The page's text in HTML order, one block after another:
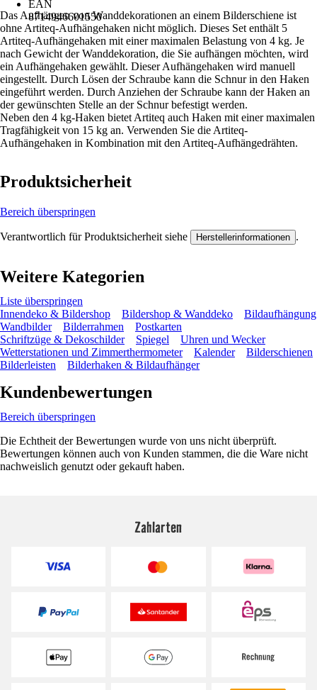
EAN
8714946601550
Das Aufhängen von Wanddekorationen an einem Bilderschiene ist
ohne Artiteq-Aufhängehaken nicht möglich. Dieses Set enthält 5
Artiteq-Aufhängehaken mit einer maximalen Belastung von 4 kg. Je
nach Gewicht der Wanddekoration, die Sie aufhängen möchten, wird
ein Aufhängehaken gewählt. Dieser Aufhängehaken wird manuell
eingestellt. Durch Lösen der Schraube kann die Schnur in den Haken
eingeführt werden. Durch Anziehen der Schraube kann der Haken an
der gewünschten Stelle an der Schnur befestigt werden.
Neben den 4 kg-Haken bietet Artiteq auch Haken mit einer maximalen
Tragfähigkeit von 15 kg an. Verwenden Sie die Artiteq-
Aufhängehaken in Kombination mit den Artiteq-Aufhängedrähten.
Produktsicherheit
Bereich überspringen
Verantwortlich für Produktsicherheit siehe Herstellerinformationen .
Weitere Kategorien
Liste überspringen
Innendeko & Bildershop
Bildershop & Wanddeko
Bildaufhängung
Wandbilder
Bilderrahmen
Postkarten
Schriftzüge & Dekoschilder
Spiegel
Uhren und Wecker
Wetterstationen und Zimmerthermometer
Kalender
Bilderschienen
Bilderleisten
Bilderhaken & Bildaufhänger
Kundenbewertungen
Bereich überspringen
Die Echtheit der Bewertungen wurde von uns nicht überprüft.
Bewertungen können auch von Kunden stammen, die die Ware nicht
nachweislich genutzt oder gekauft haben.
Zahlarten